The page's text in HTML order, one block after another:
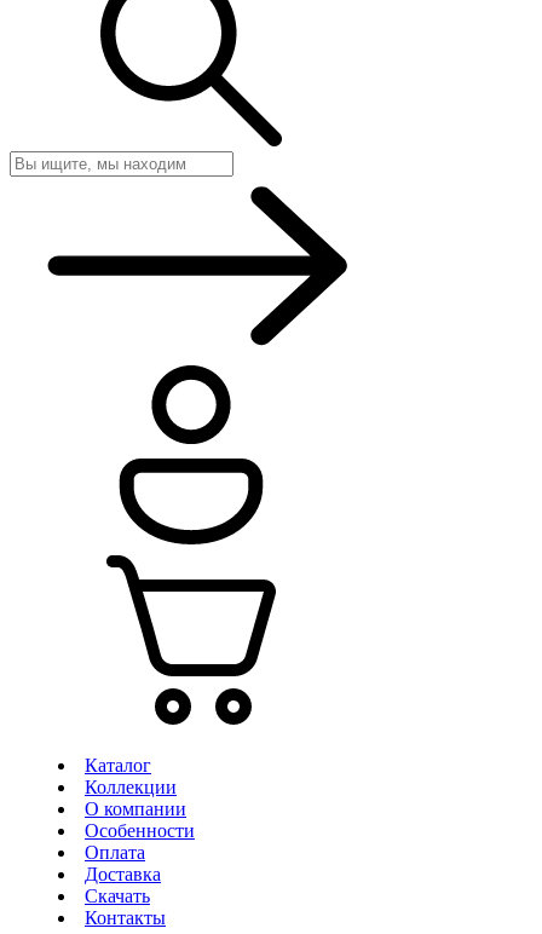
Каталог
Коллекции
О компании
Особенности
Оплата
Доставка
Скачать
Контакты